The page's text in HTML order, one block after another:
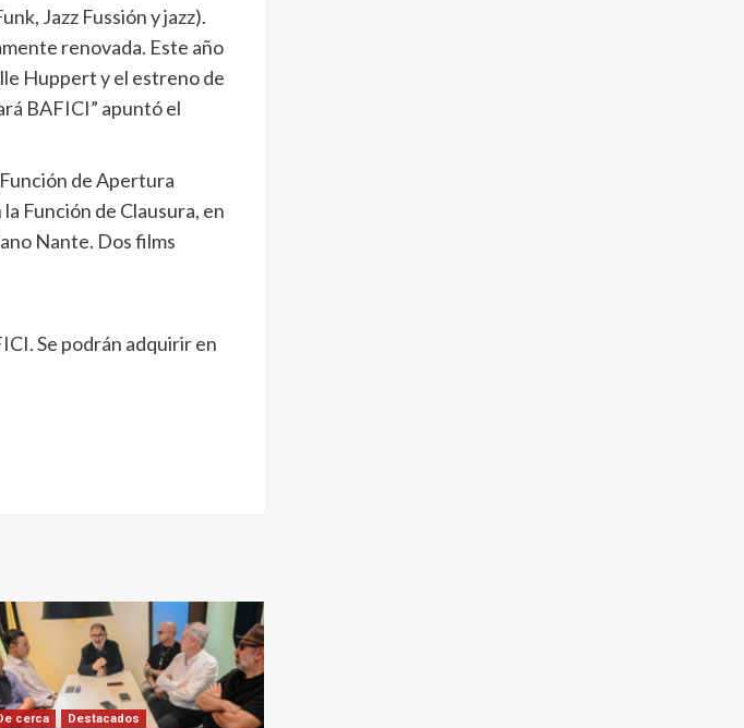
Jazz Fussión y jazz).
renovada. Este año
Huppert y el estreno de
BAFICI” apuntó el
de Apertura
Función de Clausura, en
Nante. Dos films
Se podrán adquirir en
cerca
Destacados